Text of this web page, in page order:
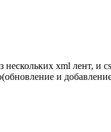
xml лент, и
и